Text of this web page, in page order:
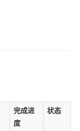
完成进
度
状态